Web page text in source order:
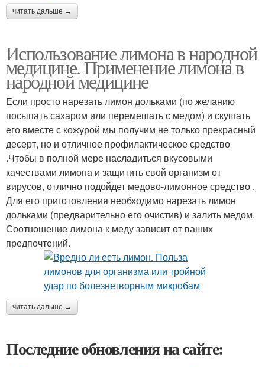
читать дальше →
Использование лимона в народной
медицине. Применение лимона в
народной медицине
Если просто нарезать лимон дольками (по желанию
посыпать сахаром или перемешать с медом) и скушать
его вместе с кожурой мы получим не только прекрасный
десерт, но и отличное профилактическое средство
.Чтобы в полной мере насладиться вкусовыми
качествами лимона и защитить свой организм от
вирусов, отлично подойдет медово-лимонное средство .
Для его приготовления необходимо нарезать лимон
дольками (предварительно его очистив) и залить медом.
Соотношение лимона к меду зависит от ваших
предпочтений.
читать дальше →
Последние обновления на сайте: